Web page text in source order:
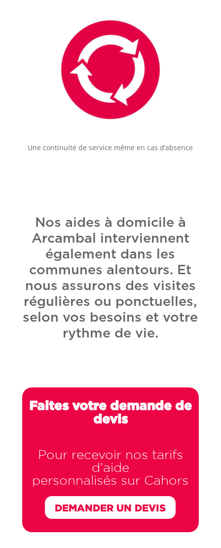
Une continuité de service même en cas d’absence
Nos aides à domicile à
Arcambal interviennent
également dans les
communes alentours. Et
nous assurons des visites
régulières ou ponctuelles,
selon vos besoins et votre
rythme de vie.
Faites votre demande de
devis
Pour recevoir nos tarifs
d’aide
personnalisés sur Cahors
DEMANDER UN DEVIS